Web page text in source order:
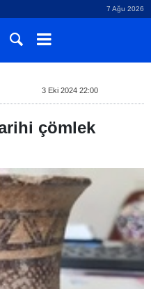
7 Ağu 2026
3 Eki 2024 22:00
çömlek